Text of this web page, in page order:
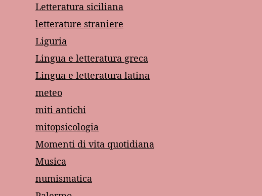
Letteratura siciliana
letterature straniere
Liguria
Lingua e letteratura greca
Lingua e letteratura latina
meteo
miti antichi
mitopsicologia
Momenti di vita quotidiana
Musica
numismatica